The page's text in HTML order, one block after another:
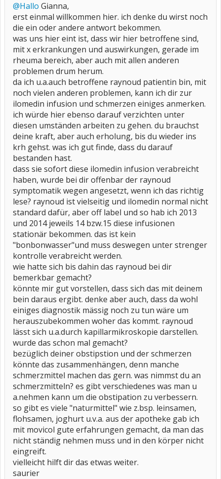
@Hallo Gianna,
erst einmal willkommen hier. ich denke du wirst noch
die ein oder andere antwort bekommen.
was uns hier eint ist, dass wir hier betroffene sind,
mit x erkrankungen und auswirkungen, gerade im
rheuma bereich, aber auch mit allen anderen
problemen drum herum.
da ich u.a.auch betroffene raynoud patientin bin, mit
noch vielen anderen problemen, kann ich dir zur
ilomedin infusion und schmerzen einiges anmerken.
ich würde hier ebenso darauf verzichten unter
diesen umständen arbeiten zu gehen. du brauchst
deine kraft, aber auch erholung, bis du wieder ins
krh gehst. was ich gut finde, dass du darauf
bestanden hast.
dass sie sofort diese ilomedin infusion verabreicht
haben, wurde bei dir offenbar der raynoud
symptomatik wegen angesetzt, wenn ich das richtig
lese? raynoud ist vielseitig und ilomedin normal nicht
standard dafür, aber off label und so hab ich 2013
und 2014 jeweils 14 bzw.15 diese infusionen
stationär bekommen. das ist kein
"bonbonwasser"und muss deswegen unter strenger
kontrolle verabreicht werden.
wie hatte sich bis dahin das raynoud bei dir
bemerkbar gemacht?
könnte mir gut vorstellen, dass sich das mit deinem
bein daraus ergibt. denke aber auch, dass da wohl
einiges diagnostik mässig noch zu tun wäre um
herauszubekommen woher das kommt. raynoud
lässt sich u.a.durch kapillarmikroskopie darstellen.
wurde das schon mal gemacht?
bezüglich deiner obstipstion und der schmerzen
könnte das zusammenhängen, denn manche
schmerzmittel machen das gern. was nimmst du an
schmerzmitteln? es gibt verschiedenes was man u
a.nehmen kann um die obstipation zu verbessern.
so gibt es viele "naturmittel" wie z.bsp. leinsamen,
flohsamen, joghurt u.v.a. aus der apotheke gab ich
mit movicol gute erfahrungen gemacht, da man das
nicht ständig nehmen muss und in den körper nicht
eingreift.
vielleicht hilft dir das etwas weiter.
saurier